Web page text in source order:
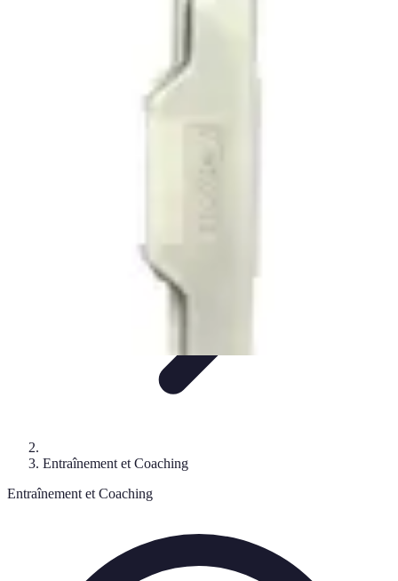
Entraînement et Coaching
Entraînement et Coaching